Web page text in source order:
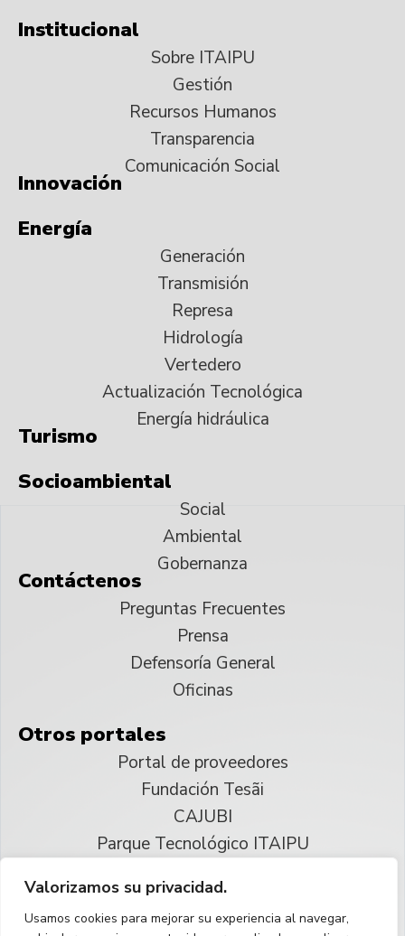
Valorizamos su privacidad.
Usamos cookies para mejorar su experiencia al navegar,
Institucional
Sobre ITAIPU
Gestión
Recursos Humanos
Transparencia
Comunicación Social
Innovación
Energía
Generación
Transmisión
Represa
Hidrología
Vertedero
Actualización Tecnológica
Energía hidráulica
Turismo
Socioambiental
Social
Ambiental
Gobernanza
Contáctenos
Preguntas Frecuentes
Prensa
Defensoría General
Oficinas
Otros portales
Portal de proveedores
Fundación Tesãi
CAJUBI
Parque Tecnológico ITAIPU